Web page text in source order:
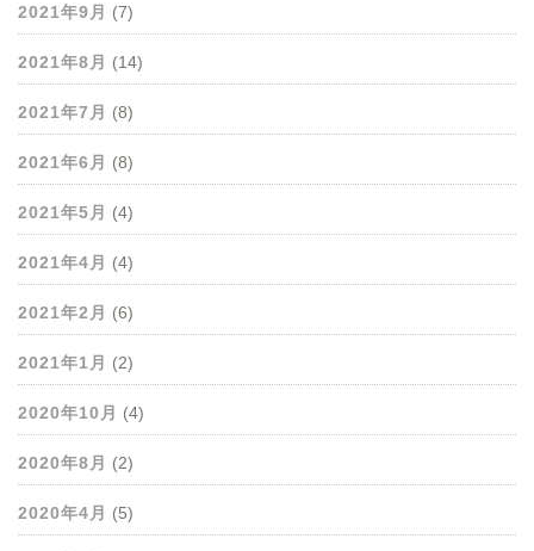
2021年9月 (7)
2021年8月 (14)
2021年7月 (8)
2021年6月 (8)
2021年5月 (4)
2021年4月 (4)
2021年2月 (6)
2021年1月 (2)
2020年10月 (4)
2020年8月 (2)
2020年4月 (5)